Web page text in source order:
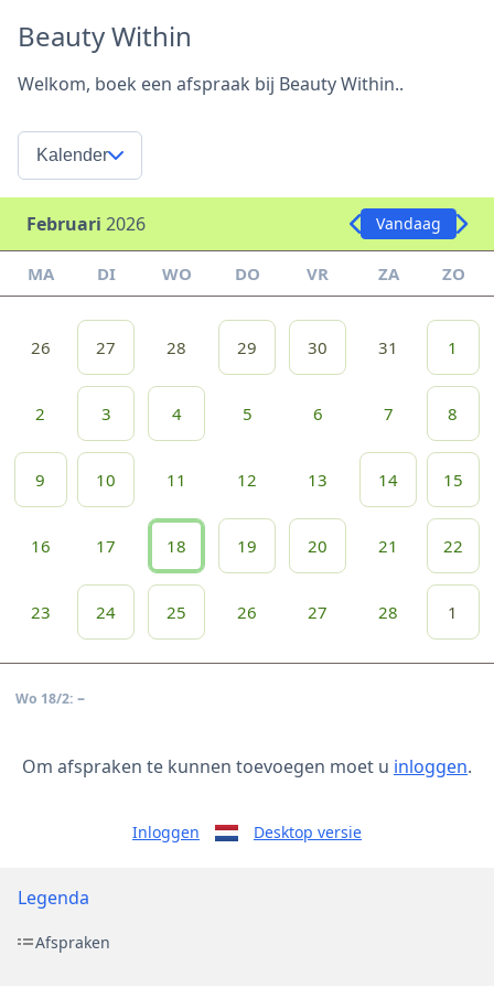
Beauty Within
Welkom, boek een afspraak bij Beauty Within..
Kalender
Februari 2026 Vandaag
MA DI WO DO VR ZA ZO
26 27 28 29 30 31 1
2 3 4 5 6 7 8
9 10 11 12 13 14 15
16 17 18 19 20 21 22
23 24 25 26 27 28 1
Wo 18/2: –
Om afspraken te kunnen toevoegen moet u inloggen.
Inloggen Desktop versie
Legenda
Afspraken